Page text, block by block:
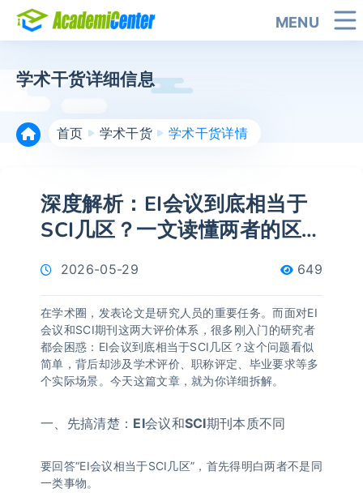
MENU
学术干货详细信息
首页 学术干货 学术干货详情
深度解析：EI会议到底相当于
SCI几区？一文读懂两者的区别
与含金量
2026-05-29 649
在学术圈，发表论文是研究人员的重要任务。而面对EI
会议和SCI期刊这两大评价体系，很多刚入门的研究者
都会困惑：EI会议到底相当于SCI几区？这个问题看似
简单，背后却涉及学术评价、职称评定、毕业要求等多
个实际场景。今天这篇文章，就为你详细拆解。
一、先搞清楚：EI会议和SCI期刊本质不同
要回答“EI会议相当于SCI几区”，首先得明白两者不是同
一类事物。